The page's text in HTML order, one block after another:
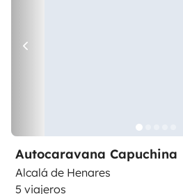
Autocaravana Capuchina
Alcalá de Henares
5 viajeros